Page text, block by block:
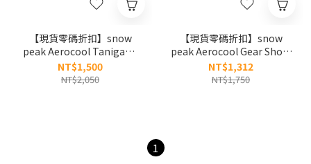
【現貨零碼折扣】snow
peak Aerocool Tanigawa
Short Sleeve T-shirt 25SS
海拔線 短tee 涼感
NT$1,500
NT$2,050
【現貨零碼折扣】snow
peak Aerocool Gear Short
Sleeve T-shirt 25SS 俏皮露
營用品圖像 短tee
NT$1,312
NT$1,750
1